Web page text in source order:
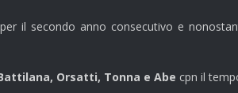
il secondo anno consecutivo e
Orsatti, Tonna e Abe cpn il